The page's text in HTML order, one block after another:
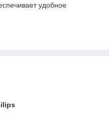
удобное